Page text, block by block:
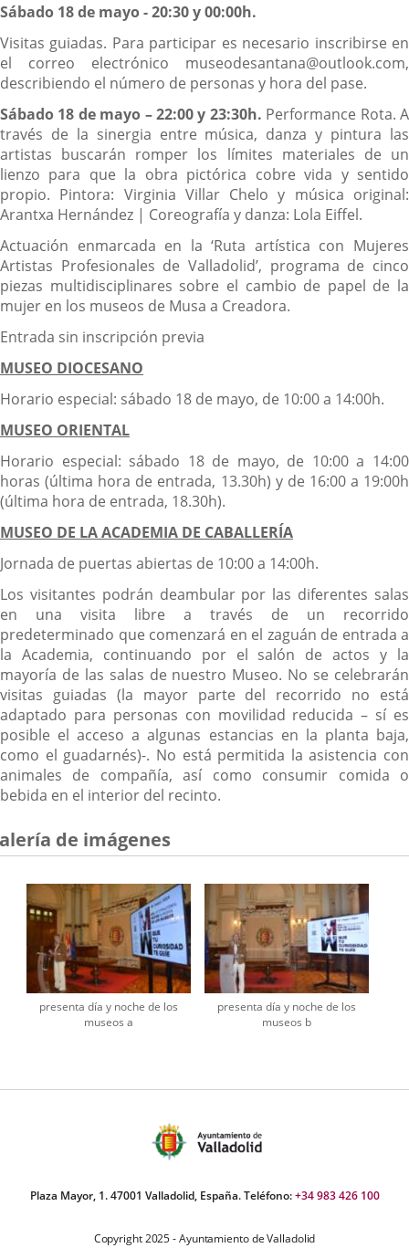
Sábado 18 de mayo - 20:30 y 00:00h.
Visitas guiadas. Para participar es necesario inscribirse en
el correo electrónico museodesantana@outlook.com,
describiendo el número de personas y hora del pase.
Sábado 18 de mayo – 22:00 y 23:30h. Performance Rota. A
través de la sinergia entre música, danza y pintura las
artistas buscarán romper los límites materiales de un
lienzo para que la obra pictórica cobre vida y sentido
propio. Pintora: Virginia Villar Chelo y música original:
Arantxa Hernández | Coreografía y danza: Lola Eiffel.
Actuación enmarcada en la ‘Ruta artística con Mujeres
Artistas Profesionales de Valladolid’, programa de cinco
piezas multidisciplinares sobre el cambio de papel de la
mujer en los museos de Musa a Creadora.
Entrada sin inscripción previa
MUSEO DIOCESANO
Horario especial: sábado 18 de mayo, de 10:00 a 14:00h.
MUSEO ORIENTAL
Horario especial: sábado 18 de mayo, de 10:00 a 14:00
horas (última hora de entrada, 13.30h) y de 16:00 a 19:00h
(última hora de entrada, 18.30h).
MUSEO DE LA ACADEMIA DE CABALLERÍA
Jornada de puertas abiertas de 10:00 a 14:00h.
Los visitantes podrán deambular por las diferentes salas
en una visita libre a través de un recorrido
predeterminado que comenzará en el zaguán de entrada a
la Academia, continuando por el salón de actos y la
mayoría de las salas de nuestro Museo. No se celebrarán
visitas guiadas (la mayor parte del recorrido no está
adaptado para personas con movilidad reducida – sí es
posible el acceso a algunas estancias en la planta baja,
como el guadarnés)-. No está permitida la asistencia con
animales de compañía, así como consumir comida o
bebida en el interior del recinto.
de imágenes
presenta día y noche de los
museos a
presenta día y noche de los
museos b
Plaza Mayor, 1. 47001 Valladolid, España. Teléfono:+34 983 426 100
Copyright 2025 - Ayuntamiento de Valladolid